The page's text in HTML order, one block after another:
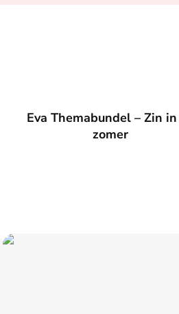
Eva Themabundel – Zin
zomer
Eva Themabundel – Zin in de